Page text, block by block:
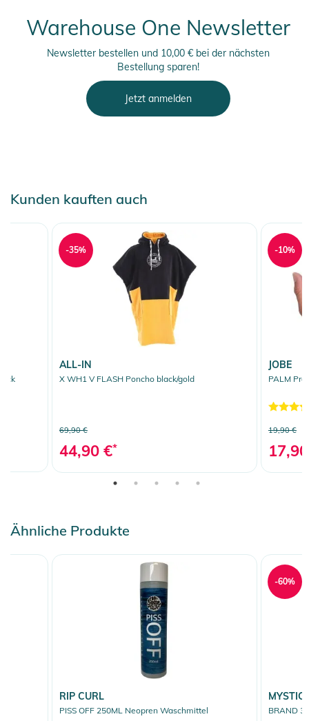
Warehouse One Newsletter
Newsletter bestellen und 10,00 € bei der nächsten
Bestellung sparen!
Jetzt anmelden
Kunden kauften auch
ALL-IN
X WH1 V FLASH Poncho black/gold
69,90 €
44,90 €*
-35%
JOBE
PALM
19,90 €
-10%
Ähnliche Produkte
RIP CURL
PISS OFF 250ML Neopren Waschmittel
MYSTIC
BRAND
-60%